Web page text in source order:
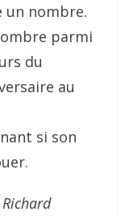
un nombre.
parmi
du
au
si son